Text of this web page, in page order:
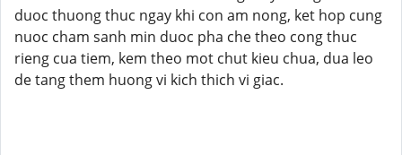
duoc thuong thuc ngay khi con am nong, ket hop cung
nuoc cham sanh min duoc pha che theo cong thuc
rieng cua tiem, kem theo mot chut kieu chua, dua leo
de tang them huong vi kich thich vi giac.